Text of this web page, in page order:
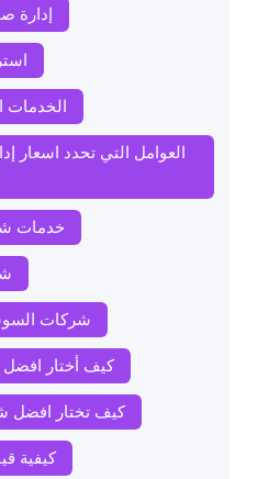
إدارة
الخدمات
العوامل التي تحدد اسعار
خدمات
شركات
كيف أختار
كيف تختار افضل
كيفية